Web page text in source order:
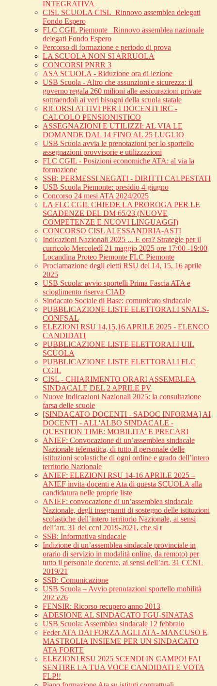
INTEGRATIVA
CISL SCUOLA CISL_Rinnovo assemblea delegati
Fondo Espero
FLC CGIL Piemonte _Rinnovo assemblea nazionale
delegati Fondo Espero
Percorso di formazione e periodo di prova
LA SCUOLA NON SI ARRUOLA
CONCORSI PNRR 3
ASA SCUOLA - Riduzione ora di lezione
USB Scuola - Altro che assunzioni e sicurezza: il
governo regala 260 milioni alle assicurazioni private
sottraendoli ai veri bisogni della scuola statale
RICORSI ATTIVI PER I DOCENTI IRC -
CALCOLO PENSIONISTICO
ASSEGNAZIONI E UTILIZZI: AL VIA LE
DOMANDE DAL 14 FINO AL 25 LUGLIO
USB Scuola avvia le prenotazioni per lo sportello
assegnazioni provvisorie e utilizzazioni
FLC CGIL - Posizioni economiche ATA: al via la
formazione
SSB: PERMESSI NEGATI - DIRITTI CALPESTATI
USB Scuola Piemonte: presidio 4 giugno
Concorso 24 mesi ATA 2024/2025
LA FLC CGIL CHIEDE LA PROROGA PER LE
SCADENZE DEL DM 65/23 (NUOVE
COMPETENZE E NUOVI LINGUAGGI)
CONCORSO CISL ALESSANDRIA-ASTI
Indicazioni Nazionali 2025 ... E ora? Strategie per il
curricolo Mercoledì 21 maggio 2025 ore 17:00 -19:00
Locandina Proteo Piemonte FLC Piemonte
Proclamazione degli eletti RSU del 14, 15, 16 aprile
2025
USB Scuola: avvio sportelli Prima Fascia ATA e
scioglimento riserva CIAD
Sindacato Sociale di Base: comunicato sindacale
PUBBLICAZIONE LISTE ELETTORALI SNALS-
CONFSAL
ELEZIONI RSU 14,15,16 APRILE 2025 - ELENCO
CANDIDATI
PUBBLICAZIONE LISTE ELETTORALI UIL
SCUOLA
PUBBLICAZIONE LISTE ELETTORALI FLC
CGIL
CISL - CHIARIMENTO ORARI ASSEMBLEA
SINDACALE DEL 2 APRILE PV
Nuove Indicazioni Nazionali 2025: la consultazione
farsa delle scuole
[SINDACATO DOCENTI - SADOC INFORMA] AI
DOCENTI - ALL'ALBO SINDACALE -
QUESTION TIME: MOBILITA' E PRECARI
ANIEF: Convocazione di un’assemblea sindacale
Nazionale telematica, di tutto il personale delle
istituzioni scolastiche di ogni ordine e grado dell’intero
territorio Nazionale
ANIEF: ELEZIONI RSU 14-16 APRILE 2025 –
ANIEF invita docenti e Ata di questa SCUOLA alla
candidatura nelle proprie liste
ANIEF: convocazione di un’assemblea sindacale
Nazionale, degli insegnanti di sostegno delle istituzioni
scolastiche dell’intero territorio Nazionale, ai sensi
dell’art. 31 del ccnl 2019-2021, che si t
SSB: Informativa sindacale
Indizione di un’assemblea sindacale provinciale in
orario di servizio in modalità online, da remoto) per
tutto il personale docente, ai sensi dell’art. 31 CCNL
2019/21
SSB: Comunicazione
USB Scuola – Avvio prenotazioni sportello mobilità
2025/26
FENSIR: Ricorso recupero anno 2013
ADESIONE AL SINDACATO FGU-SINATAS
USB Scuola: Assemblea sindacale 12 febbraio
Feder ATA DAI FORZA AGLI ATA- MANCUSO E
MASTROLIA INSIEME PER UN SINDACATO
ATA FORTE
ELEZIONI RSU 2025 SCENDI IN CAMPO! FAI
SENTIRE LA TUA VOCE CANDIDATI E VOTA
FLP!!